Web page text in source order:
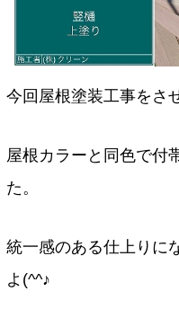
今回屋根塗装工事をさ
屋根カラーと同色で付
た。
統一感のある仕上りに
よ(^^♪